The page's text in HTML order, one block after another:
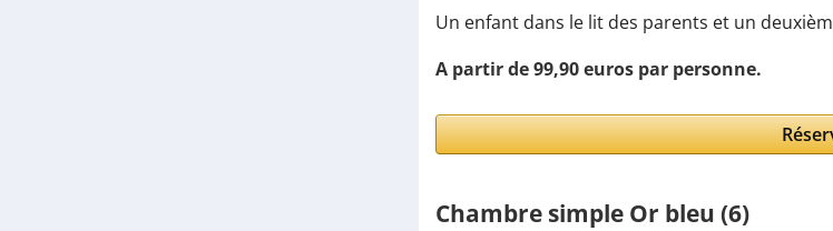
Un enfant dans le lit des parents et un
A partir de 99,90 euros par personne.
Chambre simple Or bleu (6)